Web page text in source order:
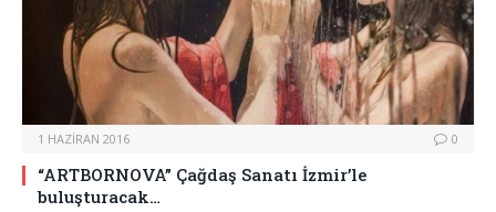
1 HAZIRAN 2016 0
“ARTBORNOVA” Çağdaş Sanatı İzmir’le
buluşturacak…